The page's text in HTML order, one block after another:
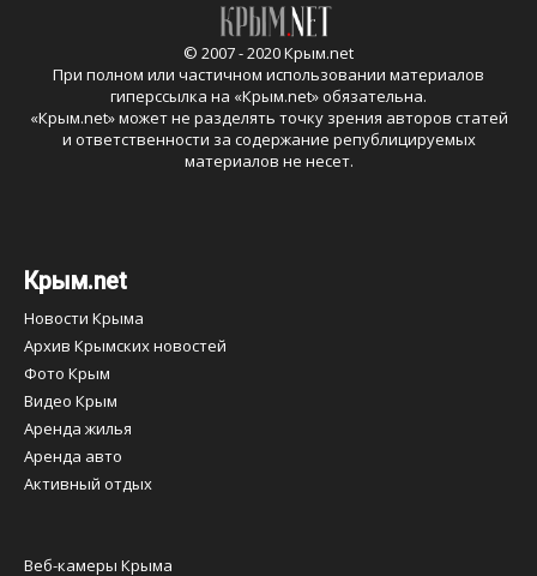
© 2007 - 2020 Крым.net
При полном или частичном использовании материалов
гиперссылка на «Крым.net» обязательна.
«Крым.net» может не разделять точку зрения авторов статей
и ответственности за содержание републицируемых
материалов не несет.
Крым.net
Новости Крыма
Архив Крымских новостей
Фото Крым
Видео Крым
Аренда жилья
Аренда авто
Активный отдых
Веб-камеры Крыма